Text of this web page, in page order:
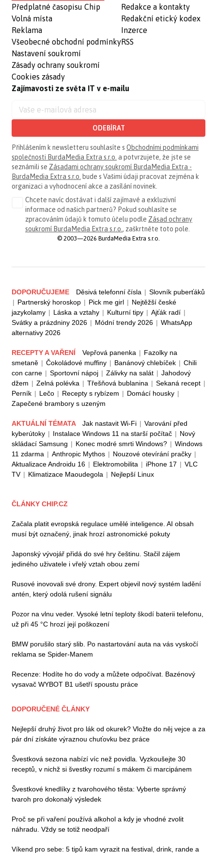
Předplatné časopisu Chip
Volná místa
Reklama
Všeobecné obchodní podmínky
Nastavení soukromí
Zásady ochrany soukromí
Cookies zásady
Redakce a kontakty
Redakční etický kodex
Inzerce
RSS
Zajímavosti ze světa IT v e-mailu
ODEBÍRAT
Přihlášením k newsletteru souhlasíte s Obchodními podmínkami
společnosti BurdaMedia Extra s.r.o. a potvrzujete, že jste se
seznámili se Zásadami ochrany soukromí BurdaMedia Extra -
BurdaMedia Extra s.r.o. bude s Vašimi údaji pracovat zejména k
organizaci a vyhodnocení akce a zasílání novinek.
Chcete navíc dostávat i další zajímavé a exkluzivní
informace od našich partnerů? Pokud souhlasíte se
zpracováním údajů k tomuto účelu podle Zásad ochrany
soukromí BurdaMedia Extra s.r.o., zaškrtněte toto pole.
© 2003—2026 BurdaMedia Extra s.r.o.
DOPORUČUJEME Děsivá telefonní čísla | Slovník puberťáků
| Partnerský horoskop | Pick me girl | Nejtěžší české
jazykolamy | Láska a vztahy | Kulturní tipy | Ajťák radí |
Svátky a prázdniny 2026 | Módní trendy 2026 | WhatsApp
alternativy 2026
RECEPTY A VAŘENÍ Vepřová panenka | Fazolky na
smetaně | Čokoládové muffiny | Banánový chlebíček | Chili
con carne | Sportovní nápoj | Zálivky na salát | Jahodový
džem | Zelná polévka | Třešňová bublanina | Sekaná recept |
Perník | Lečo | Recepty s rybízem | Domácí housky |
Zapečené brambory s uzeným
AKTUÁLNÍ TÉMATA Jak nastavit Wi-Fi | Varování před
kyberútoky | Instalace Windows 11 na starší počítač | Nový
skládací Samsung | Konec modré smrti Windows? | Windows
11 zdarma | Anthropic Mythos | Nouzové otevírání pračky |
Aktualizace Androidu 16 | Elektromobilita | iPhone 17 | VLC
TV | Klimatizace Maoudegola | Nejlepší Linux
ČLÁNKY CHIP.CZ
Začala platit evropská regulace umělé inteligence. AI obsah
musí být označený, jinak hrozí astronomické pokuty
Japonský vývojář přidá do své hry češtinu. Stačil zájem
jediného uživatele i vřelý vztah obou zemí
Rusové inovovali své drony. Expert objevil nový systém ladění
antén, který odolá rušení signálu
Pozor na vlnu veder. Vysoké letní teploty škodí baterii telefonu,
už při 45 °C hrozí její poškození
BMW porušilo starý slib. Po nastartování auta na vás vyskočí
reklama se Spider-Manem
Recenze: Hodíte ho do vody a můžete odpočívat. Bazénový
vysavač WYBOT B1 ušetří spoustu práce
DOPORUČENÉ ČLÁNKY
Nejlepší druhý život pro lák od okurek? Vložte do něj vejce a za
pár dní získáte výraznou chuťovku bez práce
Švestková sezona nabízí víc než povidla. Vyzkoušejte 30
receptů, v nichž si švestky rozumí s mákem či marcipánem
Švestkové knedlíky z tvarohového těsta: Vyberte správný
tvaroh pro dokonalý výsledek
Proč se při vaření používá alkohol a kdy je vhodné zvolit
náhradu. Vždy se totiž neodpaří
Víkend pro sebe: 5 tipů kam vyrazit na festival, drink, rande a